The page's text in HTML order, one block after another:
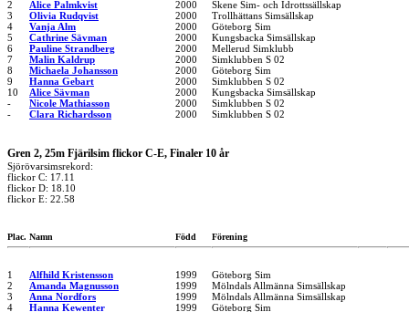
2
Alice Palmkvist 2000
Skene Sim- och Idrottssällskap
3
Olivia Rudqvist 2000
Trollhättans Simsällskap
4
Vanja Alm 2000
Göteborg Sim
5
Cathrine Sävman 2000
Kungsbacka Simsällskap
6
Pauline Strandberg 2000
Mellerud Simklubb
7
Malin Kaldrup 2000
Simklubben S 02
8
Michaela Johansson 2000
Göteborg Sim
9
Hanna Gebart 2000
Simklubben S 02
10
Alice Sävman 2000
Kungsbacka Simsällskap
-
Nicole Mathiasson 2000
Simklubben S 02
-
Clara Richardsson 2000 Simklubben S 02
Gren 2, 25m Fjärilsim flickor C-E, Finaler 10 år
Sjörövarsimsrekord:
flickor C: 17.11
flickor D: 18.10
flickor E: 22.58
Plac. Namn Född Förening
1 Alfhild Kristensson 1999
Göteborg Sim
2
Amanda Magnusson 1999
Mölndals Allmänna Simsällskap
3
Anna Nordfors 1999
Mölndals Allmänna Simsällskap
4
Hanna Kewenter 1999
Göteborg Sim